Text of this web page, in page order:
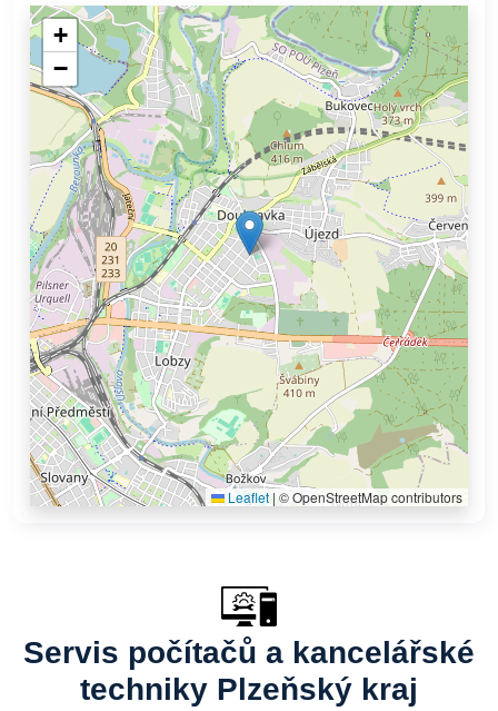
+
−
Leaflet | © OpenStreetMap contributors
Servis počítačů a kancelářské
techniky Plzeňský kraj